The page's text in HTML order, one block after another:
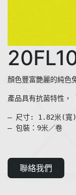
產品具有抗菌特性
— 尺寸: 1.82米(
— 包裝：9米／卷
聯絡我們